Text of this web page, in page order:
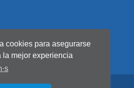
cookies para asegurarse
la mejor experiencia